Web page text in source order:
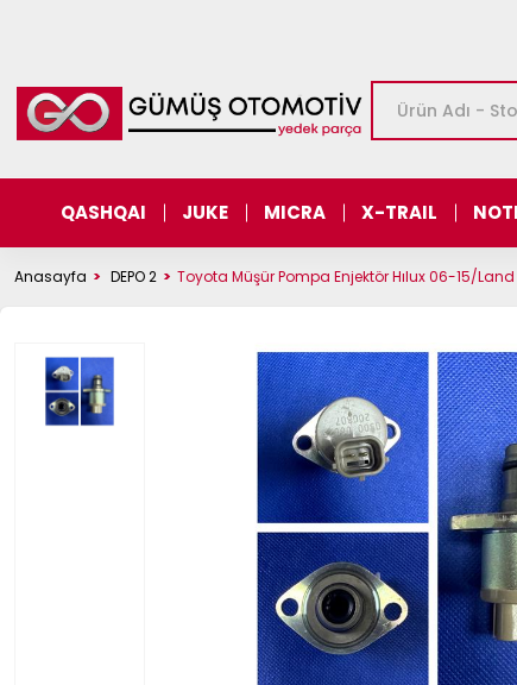
QASHQAI JUKE MICRA X-TRAIL
Anasayfa DEPO 2 Toyota Müşür Pompa Enjektör Hılux 06-15/